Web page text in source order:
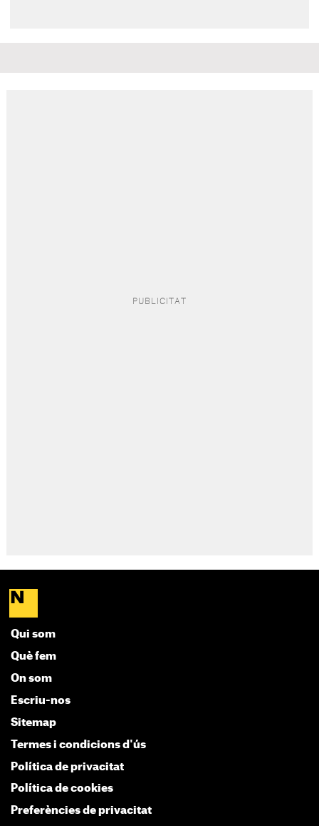
Qui som
Què fem
On som
Escriu-nos
Sitemap
Termes i condicions d'ús
Política de privacitat
Política de cookies
Preferències de privacitat